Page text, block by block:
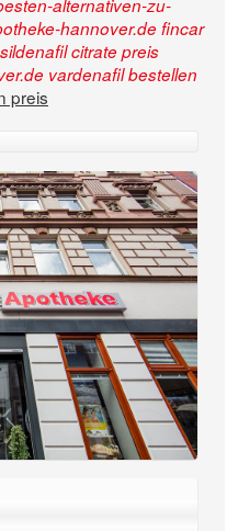
alternativen-zu-
hannover.de fincar
sildenafil citrate preis
vardenafil bestellen
preis